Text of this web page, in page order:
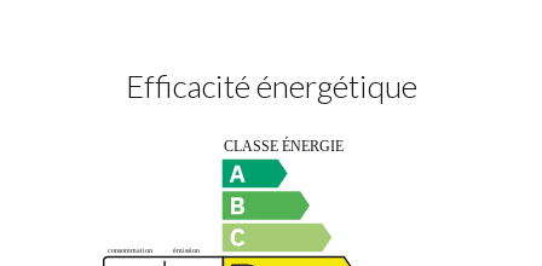
Efficacité énergétique